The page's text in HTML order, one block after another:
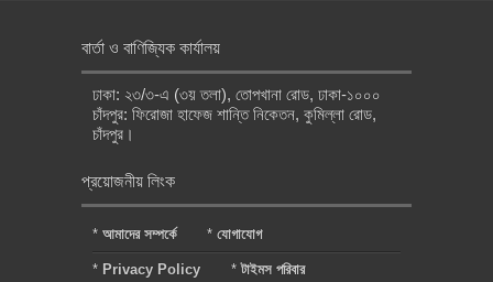
বার্তা ও বাণিজ্যিক কার্যালয়
ঢাকা: ২৩/৩-এ (৩য় তলা), তোপখানা রোড, ঢাকা-১০০০
চাঁদপুর: ফিরোজা হাফেজ শান্তি নিকেতন, কুমিল্লা রোড,
চাঁদপুর।
প্রয়োজনীয় লিংক
* আমাদের সম্পর্কে * যোগাযোগ
* Privacy Policy *টাইমস পরিবার